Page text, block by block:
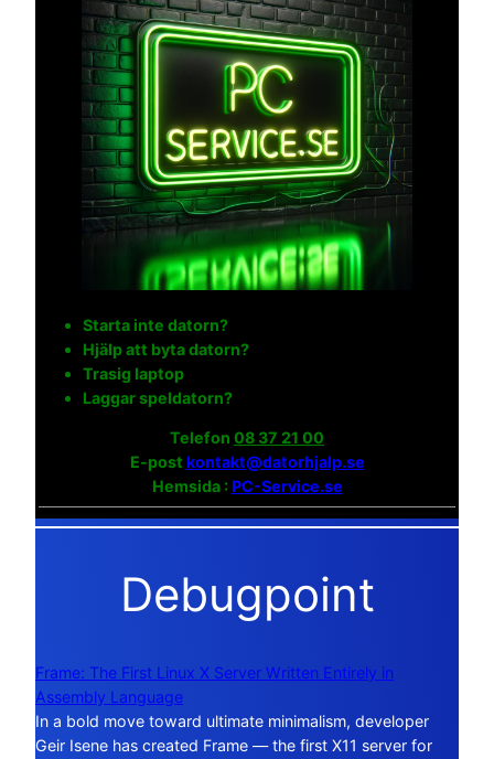
Starta inte datorn?
Hjälp att byta datorn?
Trasig laptop
Laggar speldatorn?
Telefon 08 37 21 00
E-post kontakt@datorhjalp.se
Hemsida :PC-Service.se
Debugpoint
Frame: The First Linux X Server Written Entirely in
Assembly Language
In a bold move toward ultimate minimalism, developer
Geir Isene has created Frame — the first X11 server for